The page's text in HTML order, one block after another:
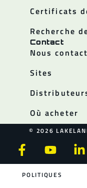
Certificats
Recherche
Contact
Nous
Sites
Où acheter
© 2026
POLITIQUES